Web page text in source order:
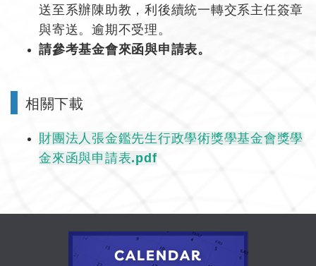
送至系辦陳助教，利後續統一轉交系主任簽章
與寄送。逾期不受理。
請參考基金會來函與申請表。
相關下載
財團法人張金鑑先生行政學術獎學基金會獎學
金來函與申請表.pdf